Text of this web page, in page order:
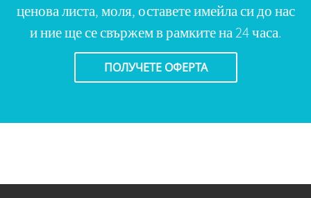
ценова листа, моля, оставете имейла си до нас
и ние ще се свържем в рамките на 24 часа.
ПОЛУЧЕТЕ ОФЕРТА